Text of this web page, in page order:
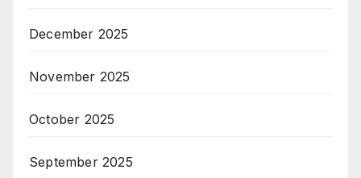
December 2025
November 2025
October 2025
September 2025